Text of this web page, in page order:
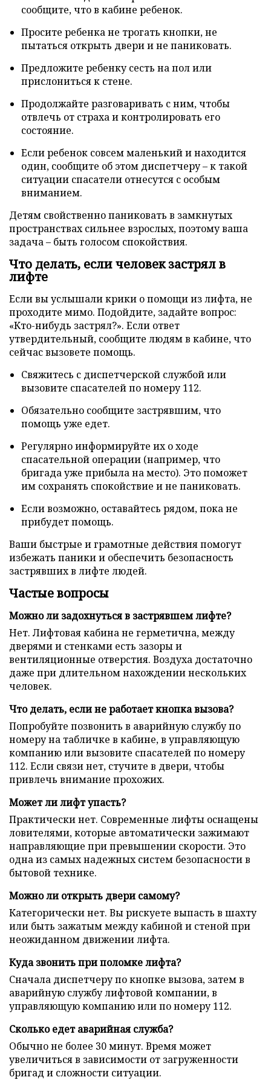
сообщите, что в кабине ребенок.
Просите ребенка не трогать кнопки, не
пытаться открыть двери и не паниковать.
Предложите ребенку сесть на пол или
прислониться к стене.
Продолжайте разговаривать с ним, чтобы
отвлечь от страха и контролировать его
состояние.
Если ребенок совсем маленький и находится
один, сообщите об этом диспетчеру – к такой
ситуации спасатели отнесутся с особым
вниманием.
Детям свойственно паниковать в замкнутых
пространствах сильнее взрослых, поэтому ваша
задача – быть голосом спокойствия.
Что делать, если человек застрял в
лифте
Если вы услышали крики о помощи из лифта, не
проходите мимо. Подойдите, задайте вопрос:
«Кто-нибудь застрял?». Если ответ
утвердительный, сообщите людям в кабине, что
сейчас вызовете помощь.
Свяжитесь с диспетчерской службой или
вызовите спасателей по номеру 112.
Обязательно сообщите застрявшим, что
помощь уже едет.
Регулярно информируйте их о ходе
спасательной операции (например, что
бригада уже прибыла на место). Это поможет
им сохранять спокойствие и не паниковать.
Если возможно, оставайтесь рядом, пока не
прибудет помощь.
Ваши быстрые и грамотные действия помогут
избежать паники и обеспечить безопасность
застрявших в лифте людей.
Частые вопросы
Можно ли задохнуться в застрявшем лифте?
Нет. Лифтовая кабина не герметична, между
дверями и стенками есть зазоры и
вентиляционные отверстия. Воздуха достаточно
даже при длительном нахождении нескольких
человек.
Что делать, если не работает кнопка вызова?
Попробуйте позвонить в аварийную службу по
номеру на табличке в кабине, в управляющую
компанию или вызовите спасателей по номеру
112. Если связи нет, стучите в двери, чтобы
привлечь внимание прохожих.
Может ли лифт упасть?
Практически нет. Современные лифты оснащены
ловителями, которые автоматически зажимают
направляющие при превышении скорости. Это
одна из самых надежных систем безопасности в
бытовой технике.
Можно ли открыть двери самому?
Категорически нет. Вы рискуете выпасть в шахту
или быть зажатым между кабиной и стеной при
неожиданном движении лифта.
Куда звонить при поломке лифта?
Сначала диспетчеру по кнопке вызова, затем в
аварийную службу лифтовой компании, в
управляющую компанию или по номеру 112.
Сколько едет аварийная служба?
Обычно не более 30 минут. Время может
увеличиться в зависимости от загруженности
бригад и сложности ситуации.